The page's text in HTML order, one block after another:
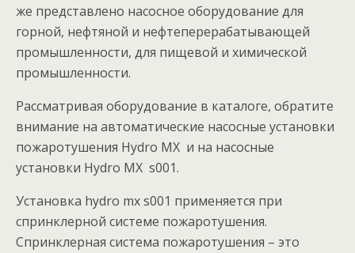
же представлено насосное оборудование для
горной, нефтяной и нефтеперерабатывающей
промышленности, для пищевой и химической
промышленности.
Рассматривая оборудование в каталоге, обратите
внимание на автоматические насосные установки
пожаротушения Hydro MX и на насосные
установки Hydro MX s001.
Установка hydro mx s001 применяется при
спринклерной системе пожаротушения.
Спринклерная система пожаротушения – это